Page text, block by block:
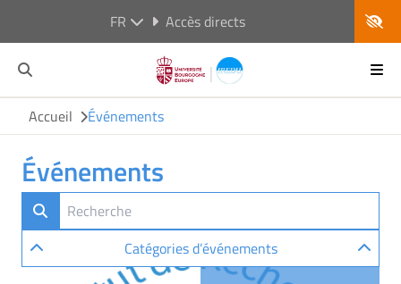
FR Accès directs
Accueil Événements
Événements
Catégories d’événements